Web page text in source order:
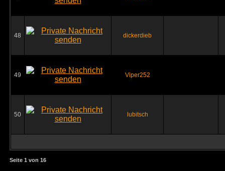
48 dickerdieb
49 Viper252
50 lubitsch
Seite 1 von 16